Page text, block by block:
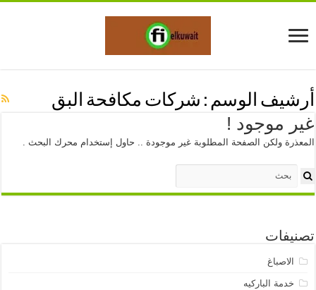
أرشيف الوسم : شركات مكافحة البق
غير موجود !
المعذرة ولكن الصفحة المطلوبة غير موجودة .. حاول إستخدام محرك البحث .
تصنيفات
الاصباغ
خدمة الباركيه